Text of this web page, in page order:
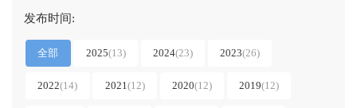
发布时间:
全部 2025(13) 2024(23) 2023(26)
2022(14) 2021(12) 2020(12) 2019(12)